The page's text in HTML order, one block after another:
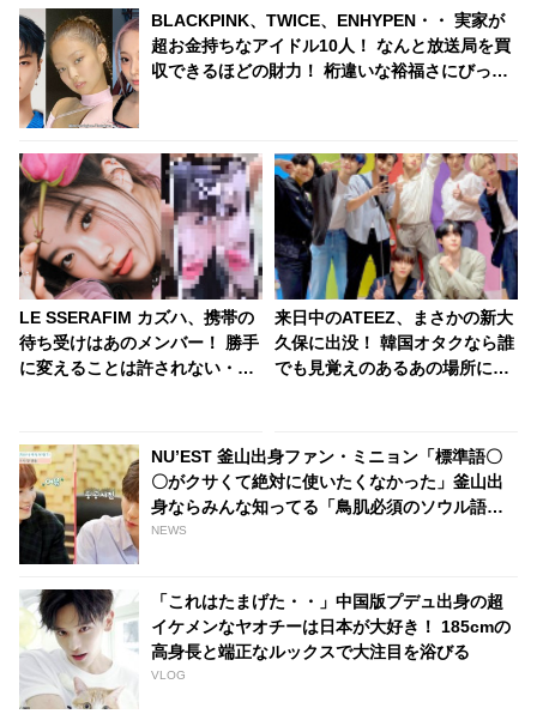
BLACKPINK、TWICE、ENHYPEN・・ 実家が
超お金持ちなアイドル10人！ なんと放送局を買
収できるほどの財力！ 桁違いな裕福さにびっく
LE SSERAFIM カズハ、携帯の
待ち受けはあのメンバー！ 勝手
に変えることは許されない・・
来日中のATEEZ、まさかの新大
久保に出没！ 韓国オタクなら誰
でも見覚えのあるあの場所にフ
NU’EST 釜山出身ファン・ミニョン「標準語〇
〇がクサくて絶対に使いたくなかった」釜山出
身ならみんな知ってる「鳥肌必須のソウル語」
とは？
NEWS
「これはたまげた・・」中国版プデュ出身の超
イケメンなヤオチーは日本が大好き！ 185cmの
高身長と端正なルックスで大注目を浴びる
VLOG